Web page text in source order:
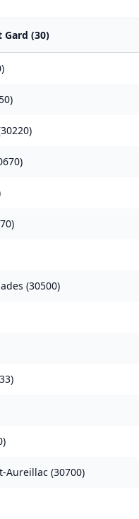
Gard (30)
)
)
30220)
)
)
(30500)
)
)
Aureillac (30700)